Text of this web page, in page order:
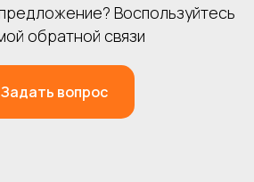
Воспользуйтесь
обратной связи
Задать вопрос